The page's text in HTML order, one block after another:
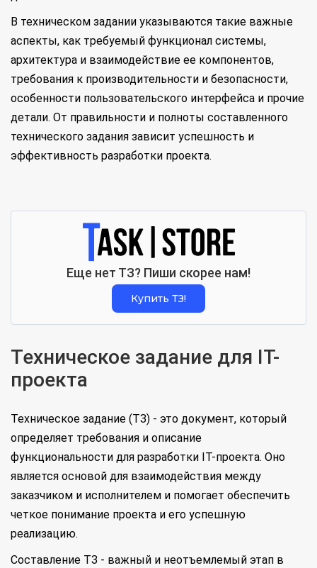
В техническом задании указываются такие важные
аспекты, как требуемый функционал системы,
архитектура и взаимодействие ее компонентов,
требования к производительности и безопасности,
особенности пользовательского интерфейса и прочие
детали. От правильности и полноты составленного
технического задания зависит успешность и
эффективность разработки проекта.
Еще нет ТЗ? Пиши скорее нам!
Купить ТЗ!
Техническое задание для IT-
проекта
Техническое задание (ТЗ) - это документ, который
определяет требования и описание
функциональности для разработки IT-проекта. Оно
является основой для взаимодействия между
заказчиком и исполнителем и помогает обеспечить
четкое понимание проекта и его успешную
реализацию.
Составление ТЗ - важный и неотъемлемый этап в